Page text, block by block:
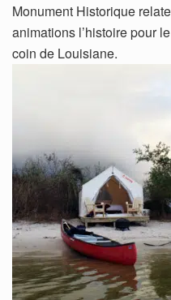
Monument Historique
animations l’histoire pour
coin de Louisiane.